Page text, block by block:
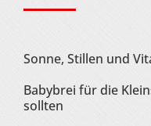
Sonne, Stillen und
Babybrei für die
sollten